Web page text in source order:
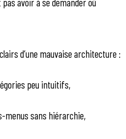
d’une mauvaise architecture :
peu intuitifs,
menus sans hiérarchie,